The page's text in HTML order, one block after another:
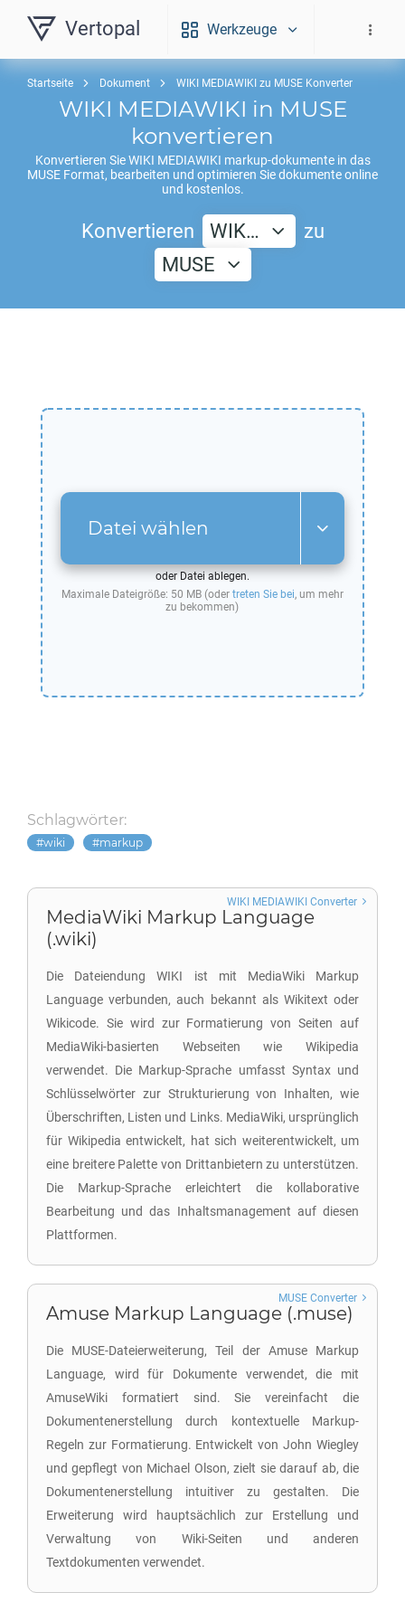
Vertopal Werkzeuge
Startseite Dokument WIKI MEDIAWIKI zu MUSE Konverter
WIKI MEDIAWIKI in MUSE
konvertieren
Konvertieren SieWIKI MEDIAWIKI markup-dokumente in das
MUSE Format, bearbeiten und optimieren Sie dokumente online
und kostenlos.
Konvertieren WIK…
zu
MUSE
Datei wählen
oder Datei ablegen.
Maximale Dateigröße: 50 MB (oder treten Sie bei, um mehr
zu bekommen)
Schlagwörter:
wiki markup
MediaWiki Markup Language
(.wiki)
Die Dateiendung WIKI ist mit MediaWiki Markup
Language verbunden, auch bekannt als Wikitext oder
Wikicode. Sie wird zur Formatierung von Seiten auf
MediaWiki-basierten Webseiten wie Wikipedia
verwendet. Die Markup-Sprache umfasst Syntax und
Schlüsselwörter zur Strukturierung von Inhalten, wie
Überschriften, Listen und Links. MediaWiki, ursprünglich
für Wikipedia entwickelt, hat sich weiterentwickelt, um
eine breitere Palette von Drittanbietern zu unterstützen.
Die Markup-Sprache erleichtert die kollaborative
Bearbeitung und das Inhaltsmanagement auf diesen
Plattformen.
WIKI MEDIAWIKI Converter
Amuse Markup Language (.muse)
Die MUSE-Dateierweiterung, Teil der Amuse Markup
Language, wird für Dokumente verwendet, die mit
AmuseWiki formatiert sind. Sie vereinfacht die
Dokumentenerstellung durch kontextuelle Markup-
Regeln zur Formatierung. Entwickelt von John Wiegley
und gepflegt von Michael Olson, zielt sie darauf ab, die
Dokumentenerstellung intuitiver zu gestalten. Die
Erweiterung wird hauptsächlich zur Erstellung und
Verwaltung von Wiki-Seiten und anderen
Textdokumenten verwendet.
MUSE Converter